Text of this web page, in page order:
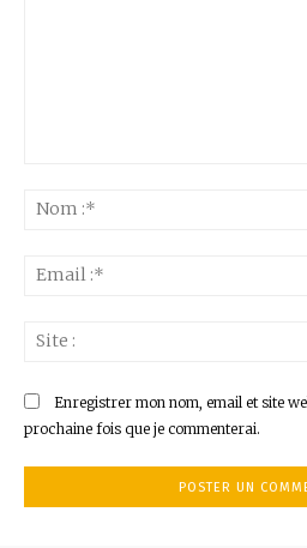
Enregistrer mon nom, email et site
prochaine fois que je commenterai.